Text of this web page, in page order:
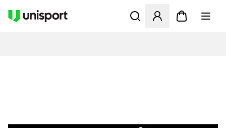
Åbner en Modal til at